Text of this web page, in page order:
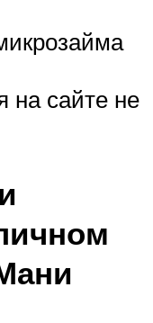
на сайте не